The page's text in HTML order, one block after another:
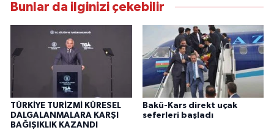
Bunlar da ilginizi çekebilir
TÜRKİYE TURİZMİ KÜRESEL
DALGALANMALARA KARŞI
BAĞIŞIKLIK KAZANDI
Bakü-Kars direkt uçak
seferleri başladı